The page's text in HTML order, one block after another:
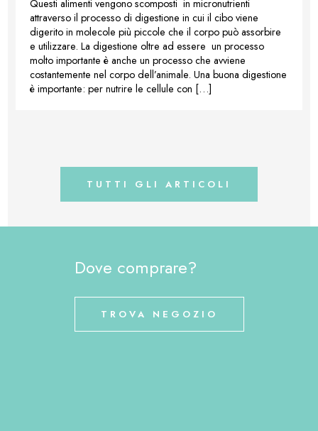
Questi alimenti vengono scomposti in micronutrienti
attraverso il processo di digestione in cui il cibo viene
digerito in molecole più piccole che il corpo può assorbire
e utilizzare. La digestione oltre ad essere un processo
molto importante è anche un processo che avviene
costantemente nel corpo dell’animale. Una buona digestione
è importante: per nutrire le cellule con […]
TUTTI GLI ARTICOLI
Dove comprare?
TROVA NEGOZIO